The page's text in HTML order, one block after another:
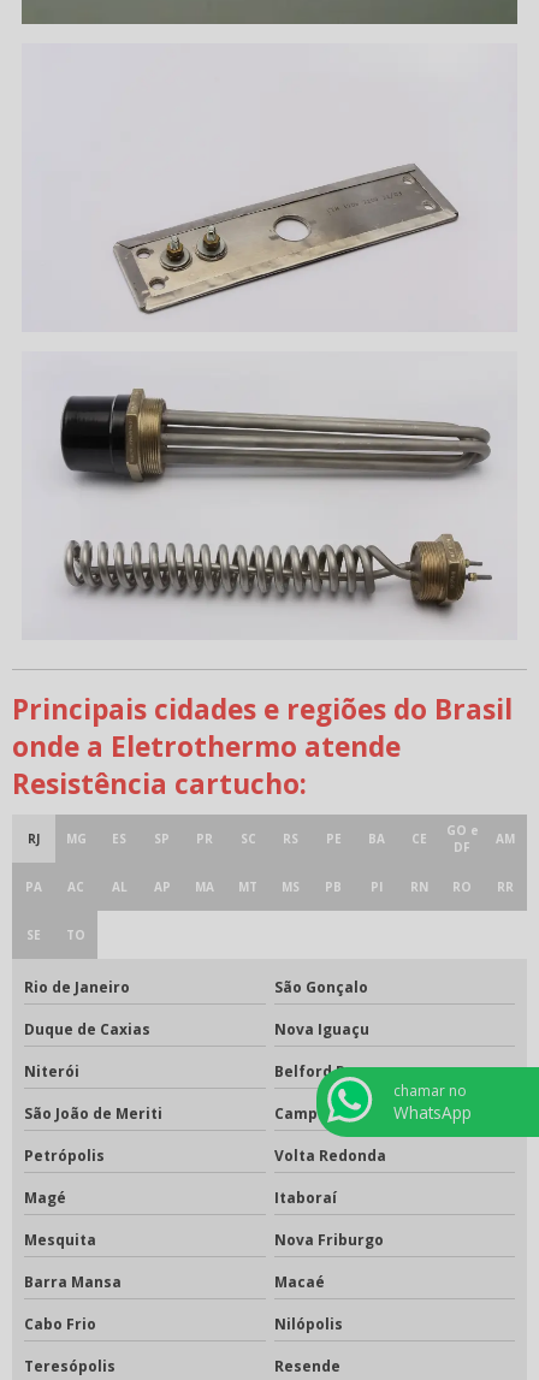
Principais cidades e regiões do Brasil
onde a Eletrothermo atende
Resistência cartucho:
RJ MG ES SP PR SC RS PE BA CE
GO e
DF
AM
PA AC AL AP MA MT MS PB PI RN RO RR
SE TO
Rio de Janeiro São Gonçalo
Duque de Caxias Nova Iguaçu
Niterói Belford Roxo
São João de Meriti Campos dos Goytacazes
Petrópolis Volta Redonda
Magé Itaboraí
Mesquita Nova Friburgo
Barra Mansa Macaé
Cabo Frio Nilópolis
Teresópolis Resende
chamar no
WhatsApp